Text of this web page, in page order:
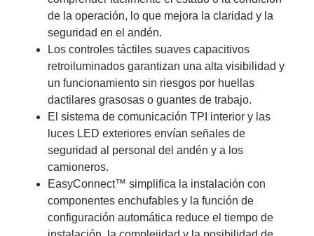
de la operación, lo que mejora la claridad y la
seguridad en el andén.
Los controles táctiles suaves capacitivos
retroiluminados garantizan una alta visibilidad y
un funcionamiento sin riesgos por huellas
dactilares grasosas o guantes de trabajo.
El sistema de comunicación TPI interior y las
luces LED exteriores envían señales de
seguridad al personal del andén y a los
camioneros.
EasyConnect™ simplifica la instalación con
componentes enchufables y la función de
configuración automática reduce el tiempo de